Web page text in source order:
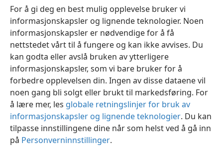
For å gi deg en best mulig opplevelse bruker vi
informasjonskapsler og lignende teknologier. Noen
informasjonskapsler er nødvendige for å få
nettstedet vårt til å fungere og kan ikke avvises. Du
kan godta eller avslå bruken av ytterligere
informasjonskapsler, som vi bare bruker for å
forbedre opplevelsen din. Ingen av disse dataene vil
noen gang bli solgt eller brukt til markedsføring. For
å lære mer, les globale retningslinjer for bruk av
informasjonskapsler og lignende teknologier. Du kan
tilpasse innstillingene dine når som helst ved å gå inn
på Personverninnstillinger.
Norsk Innstillinger
Copyright© 2026 Watch Tower Bible and Tract Society of Pennsylvania
Vilkår for bruk Personvern Personverninnstillinger
JW.ORG
Logg inn